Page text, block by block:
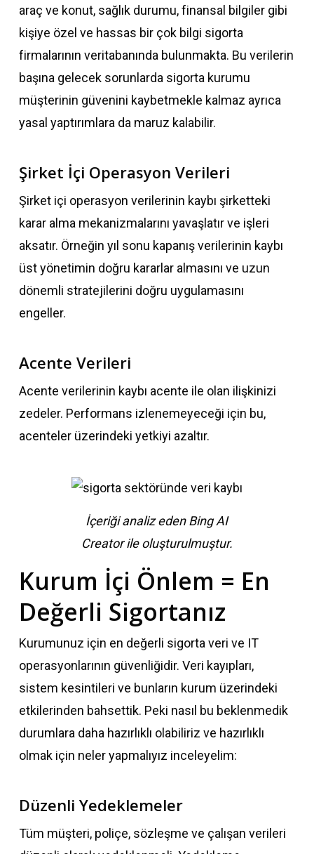
araç ve konut, sağlık durumu, finansal bilgiler gibi
kişiye özel ve hassas bir çok bilgi sigorta
firmalarının veritabanında bulunmakta. Bu verilerin
başına gelecek sorunlarda sigorta kurumu
müşterinin güvenini kaybetmekle kalmaz ayrıca
yasal yaptırımlara da maruz kalabilir.
Şirket İçi Operasyon Verileri
Şirket içi operasyon verilerinin kaybı şirketteki
karar alma mekanizmalarını yavaşlatır ve işleri
aksatır. Örneğin yıl sonu kapanış verilerinin kaybı
üst yönetimin doğru kararlar almasını ve uzun
dönemli stratejilerini doğru uygulamasını
engeller.
Acente Verileri
Acente verilerinin kaybı acente ile olan ilişkinizi
zedeler. Performans izlenemeyeceği için bu,
acenteler üzerindeki yetkiyi azaltır.
İçeriği analiz eden Bing AI
Creator ile oluşturulmuştur.
Kurum İçi Önlem = En
Değerli Sigortanız
Kurumunuz için en değerli sigorta veri ve IT
operasyonlarının güvenliğidir. Veri kayıpları,
sistem kesintileri ve bunların kurum üzerindeki
etkilerinden bahsettik. Peki nasıl bu beklenmedik
durumlara daha hazırlıklı olabiliriz ve hazırlıklı
olmak için neler yapmalıyız inceleyelim:
Düzenli Yedeklemeler
Tüm müşteri, poliçe, sözleşme ve çalışan verileri